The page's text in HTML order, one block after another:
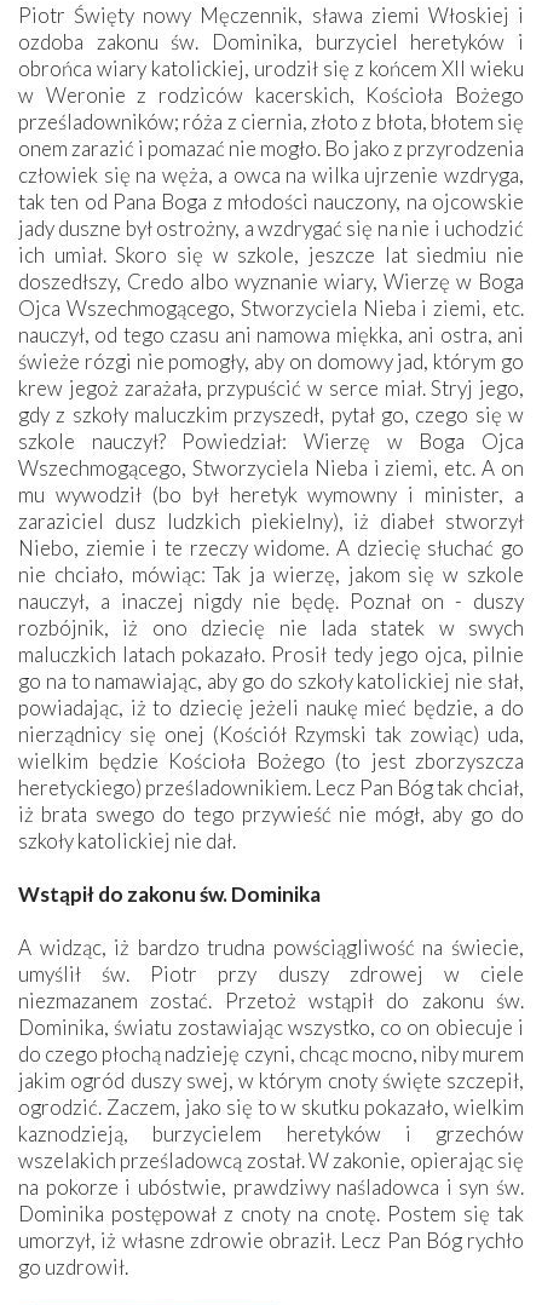
Piotr Święty nowy Męczennik, sława ziemi Włoskiej i
ozdoba zakonu św. Dominika, burzyciel heretyków i
obrońca wiary katolickiej, urodził się z końcem XII wieku
w Weronie z rodziców kacerskich, Kościoła Bożego
prześladowników; róża z ciernia, złoto z błota, błotem się
onem zarazić i pomazać nie mogło. Bo jako z przyrodzenia
człowiek się na węża, a owca na wilka ujrzenie wzdryga,
tak ten od Pana Boga z młodości nauczony, na ojcowskie
jady duszne był ostrożny, a wzdrygać się na nie i uchodzić
ich umiał. Skoro się w szkole, jeszcze lat siedmiu nie
doszedłszy, Credo albo wyznanie wiary, Wierzę w Boga
Ojca Wszechmogącego, Stworzyciela Nieba i ziemi, etc.
nauczył, od tego czasu ani namowa miękka, ani ostra, ani
świeże rózgi nie pomogły, aby on domowy jad, którym go
krew jegoż zarażała, przypuścić w serce miał. Stryj jego,
gdy z szkoły maluczkim przyszedł, pytał go, czego się w
szkole nauczył? Powiedział: Wierzę w Boga Ojca
Wszechmogącego, Stworzyciela Nieba i ziemi, etc. A on
mu wywodził (bo był heretyk wymowny i minister, a
zaraziciel dusz ludzkich piekielny), iż diabeł stworzył
Niebo, ziemie i te rzeczy widome. A dziecię słuchać go
nie chciało, mówiąc: Tak ja wierzę, jakom się w szkole
nauczył, a inaczej nigdy nie będę. Poznał on - duszy
rozbójnik, iż ono dziecię nie lada statek w swych
maluczkich latach pokazało. Prosił tedy jego ojca, pilnie
go na to namawiając, aby go do szkoły katolickiej nie słał,
powiadając, iż to dziecię jeżeli naukę mieć będzie, a do
nierządnicy się onej (Kościół Rzymski tak zowiąc) uda,
wielkim będzie Kościoła Bożego (to jest zborzyszcza
heretyckiego) prześladownikiem. Lecz Pan Bóg tak chciał,
iż brata swego do tego przywieść nie mógł, aby go do
szkoły katolickiej nie dał.
Wstąpił do zakonu św. Dominika
A widząc, iż bardzo trudna powściągliwość na świecie,
umyślił św. Piotr przy duszy zdrowej w ciele
niezmazanem zostać. Przetoż wstąpił do zakonu św.
Dominika, światu zostawiając wszystko, co on obiecuje i
do czego płochą nadzieję czyni, chcąc mocno, niby murem
jakim ogród duszy swej, w którym cnoty święte szczepił,
ogrodzić. Zaczem, jako się to w skutku pokazało, wielkim
kaznodzieją, burzycielem heretyków i grzechów
wszelakich prześladowcą został. W zakonie, opierając się
na pokorze i ubóstwie, prawdziwy naśladowca i syn św.
Dominika postępował z cnoty na cnotę. Postem się tak
umorzył, iż własne zdrowie obraził. Lecz Pan Bóg rychło
go uzdrowił.